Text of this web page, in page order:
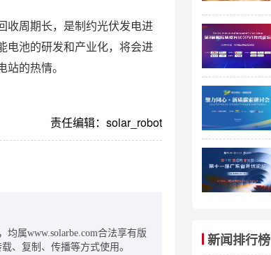
收周期长，是制约光伏发电进
电池的研发和产业化，将会进
站的热情。
责任编辑：solar_robot
属www.solarbe.com合法享有版
、复制、传播等方式使用。
新闻排行榜